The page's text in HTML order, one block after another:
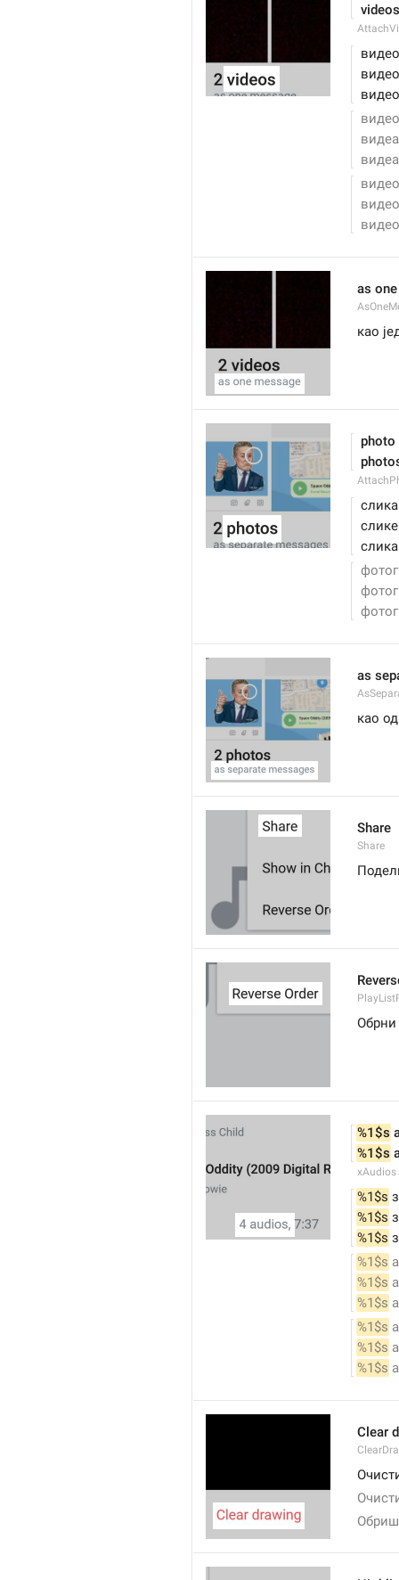
videos
видео
видеа
видеа
видео
as
као
photo
слика
слике
слика
as
као
Share
Share
Обрни
%1$s
%1$s
xAudios
%1$s
%1$s
%1$s
%1$s
%1$s
%1$s
%1$s
%1$s
%1$s
Clear